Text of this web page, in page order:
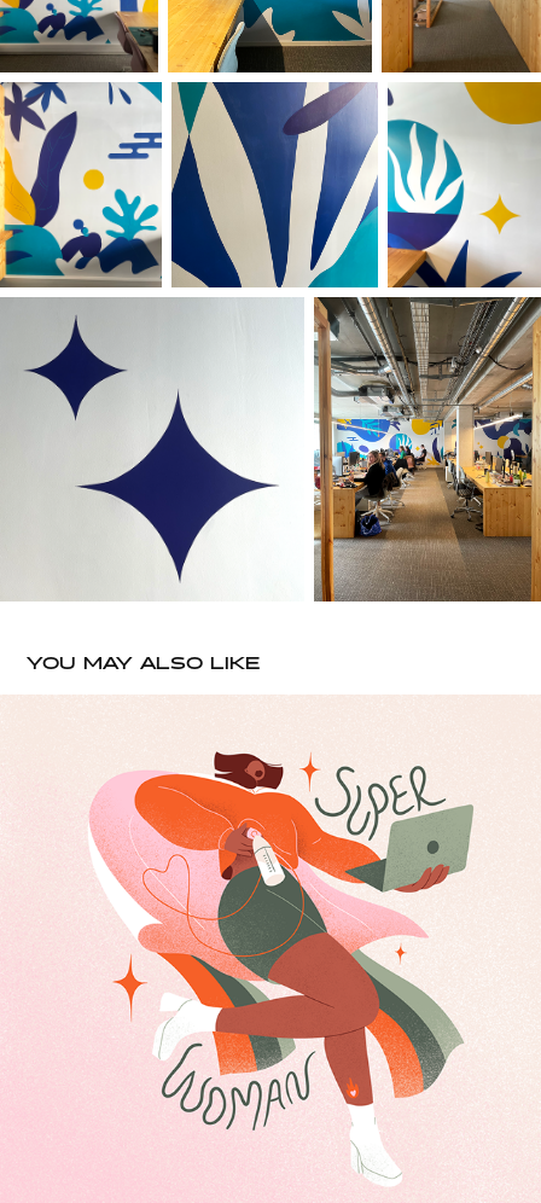
YOU MAY ALSO LIKE
PACHAMAMA
2022